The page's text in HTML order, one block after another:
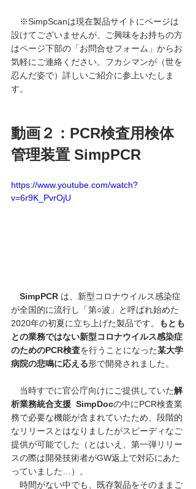
※SimpScanは現在製品サイトにページは
設けてございませんが、ご興味をお持ちの方
はページ下部の「お問合せフォーム」からお
気軽にご連絡ください。フカシマンが（世を
忍んだ姿で）詳しいご紹介に参上いたしま
す。
動画２：PCR検査用検体
管理装置 SimpPCR
https://www.youtube.com/watch?
v=6r9K_PvrOjU
SimpPCR は、新型コロナウイルス感染症
が全国的に流行し「第○波」と呼ばれ始めた
2020年の初夏に立ち上げた製品です。
もとも
との業務ではない新型コロナウイルス感染症
のためのPCR検査を行うことになった某大学
病院の悲鳴に応える形で開発されました。
当時すでに官公庁向けにご提供していた解
析業務統合支援 SimpDocの中にPCR検査業
務で必要な機能が含まれていたため、段階的
なリリースとはなりましたがスピーディなご
提供が可能でした（とはいえ、第一弾リリー
スの際は開発技術者がGW返上で対応にあた
っていました…）。
時間がない中でも、既存製品をそのままご